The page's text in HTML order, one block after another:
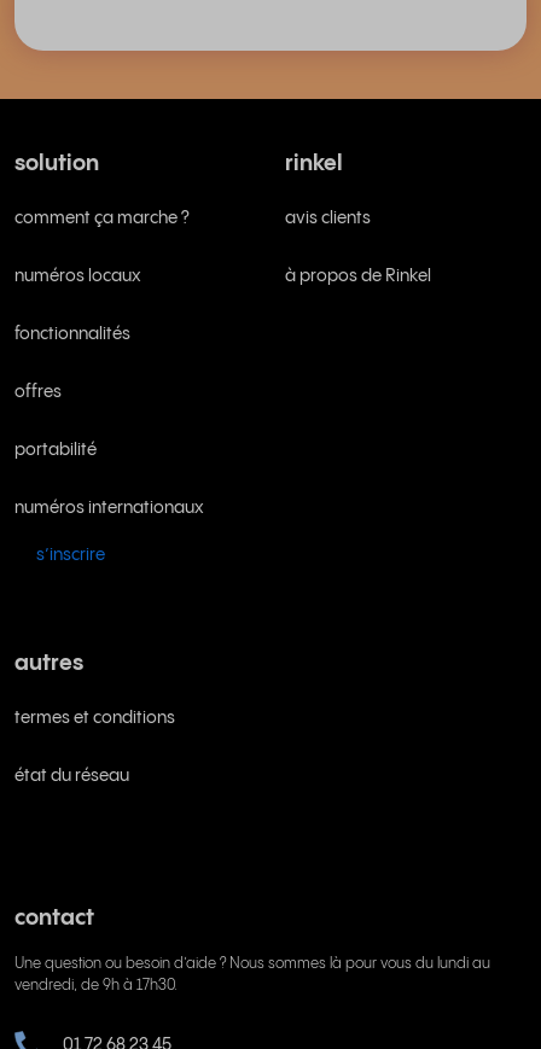
solution
comment ça marche ?
numéros locaux
fonctionnalités
offres
portabilité
numéros internationaux
s’inscrire
rinkel
avis clients
à propos de Rinkel
autres
termes et conditions
état du réseau
contact
Une question ou besoin d’aide ? Nous sommes là pour vous du lundi au
vendredi, de 9h à 17h30.
01 72 68 23 45